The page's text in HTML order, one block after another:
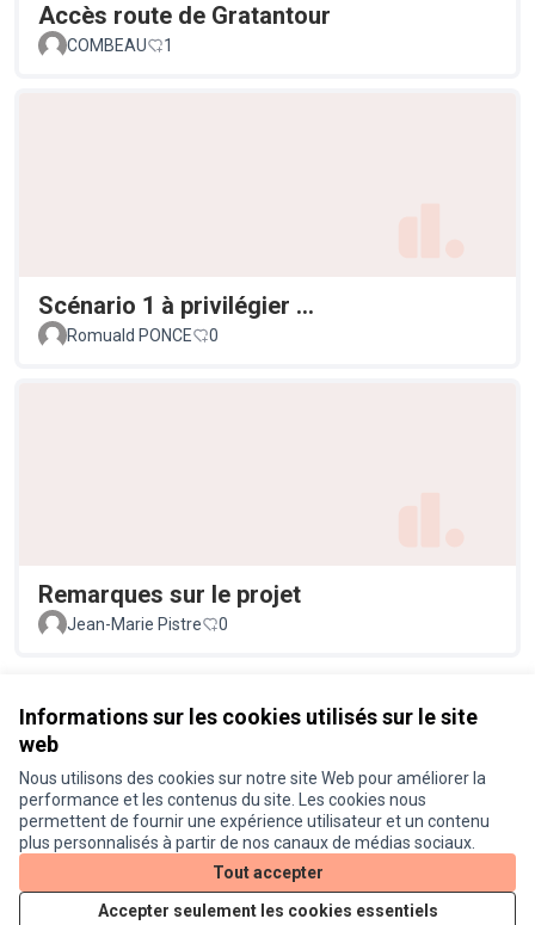
Informations sur les cookies utilisés sur le site
web
Nous utilisons des cookies sur notre site Web pour améliorer la
performance et les contenus du site. Les cookies nous
permettent de fournir une expérience utilisateur et un contenu
plus personnalisés à partir de nos canaux de médias sociaux.
Tout accepter
Accepter seulement les cookies essentiels
Accès route de Gratantour
COMBEAU 1
Scénario 1 à privilégier ...
Romuald PONCE 0
Remarques sur le projet
Jean-Marie Pistre 0
Conditions d'utilisation
Paramètres des cookies
Je participe ! sur X
(Lien externe)
Je participe ! sur Facebook
Je participe ! sur Instagram